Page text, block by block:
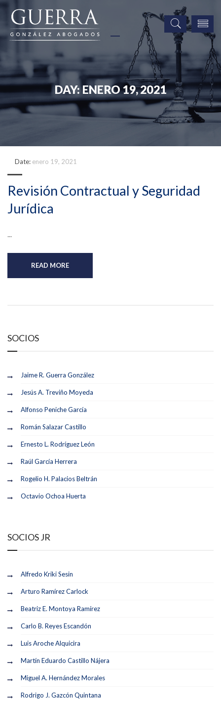
DAY:ENERO 19, 2021
Date: enero 19, 2021
Revisión Contractual y Seguridad
Jurídica
...
READ MORE
SOCIOS
Jaime R. Guerra González
Jesús A. Treviño Moyeda
Alfonso Peniche García
Román Salazar Castillo
Ernesto L. Rodríguez León
Raúl García Herrera
Rogelio H. Palacios Beltrán
Octavio Ochoa Huerta
SOCIOS JR
Alfredo Kriki Sesin
Arturo Ramírez Carlock
Beatriz E. Montoya Ramírez
Carlo B. Reyes Escandón
Luis Aroche Alquicira
Martín Eduardo Castillo Nájera
Miguel A. Hernández Morales
Rodrigo J. Gazcón Quintana